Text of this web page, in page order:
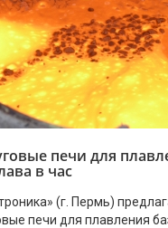
печи для
в час
(г. Пермь)
печи для плавления